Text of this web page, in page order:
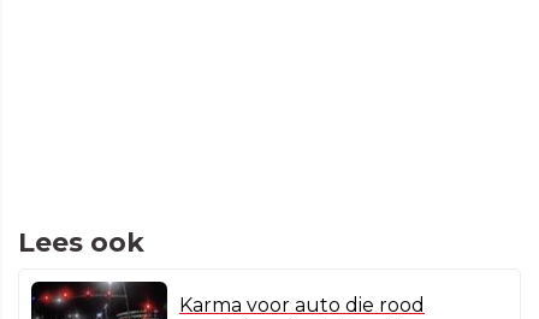
Lees ook
Karma voor auto die rood